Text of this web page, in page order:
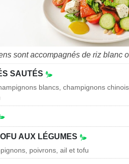
sont accompagnés de riz blanc
SAUTÉS
blancs, champignons
AUX LÉGUMES
poivrons, ail et tofu